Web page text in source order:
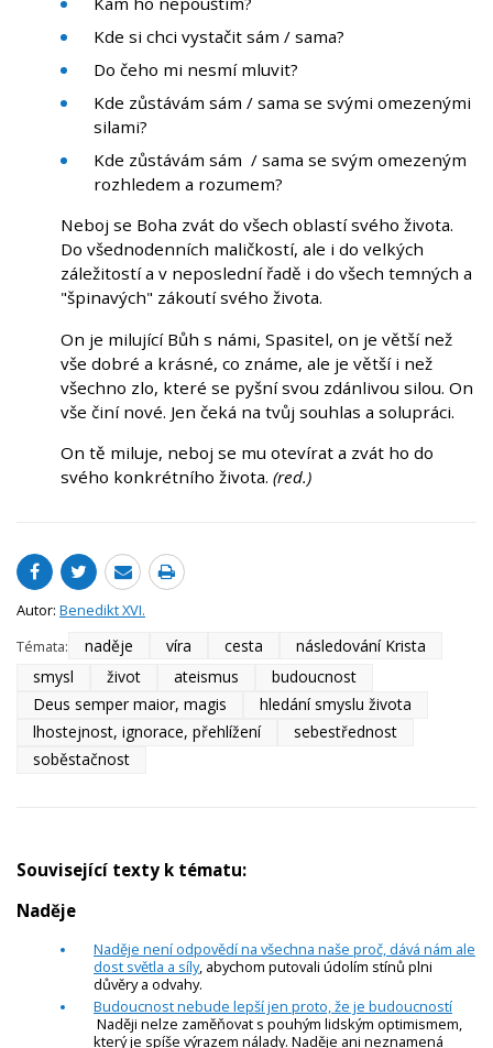
Kde si chci vystačit sám / sama?
Do čeho mi nesmí mluvit?
Kde zůstávám sám / sama se svými omezenými
silami?
Kde zůstávám sám / sama se svým omezeným
rozhledem a rozumem?
Neboj se Boha zvát do všech oblastí svého života.
Do všednodenních maličkostí, ale i do velkých
záležitostí a v neposlední řadě i do všech temných a
"špinavých" zákoutí svého života.
On je milující Bůh s námi, Spasitel, on je větší než
vše dobré a krásné, co známe, ale je větší i než
všechno zlo, které se pyšní svou zdánlivou silou. On
vše činí nové. Jen čeká na tvůj souhlas a solupráci.
On tě miluje, neboj se mu otevírat a zvát ho do
svého konkrétního života. (red.)
Autor: Benedikt XVI.
Témata:
naděje víra cesta
následování Krista
smysl
život ateismus
budoucnost
Deus semper maior, magis
hledání smyslu života
lhostejnost, ignorace, přehlížení
sebestřednost
soběstačnost
Související texty k tématu:
Naděje
Naděje není odpovědí na všechna naše proč, dává nám ale
dost světla a síly, abychom putovali údolím stínů plni
důvěry a odvahy.
Budoucnost nebude lepší jen proto, že je budoucností
Naději nelze zaměňovat s pouhým lidským optimismem,
který je spíše výrazem nálady. Naděje ani neznamená